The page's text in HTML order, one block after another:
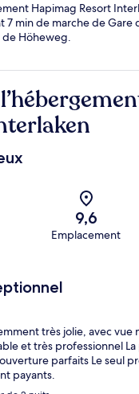
Hapimag Resort
7 min de marche de
de Höheweg.
9,6
Emplacement
très jolie, avec vue
et très professionnel
parfaits Le seul
payants.